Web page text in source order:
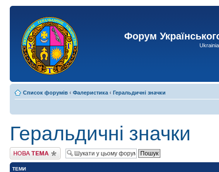
Форум
Список форумів ‹ Фалеристика ‹ Геральдичні значки
Геральдичні значки
Створити нову тему
ТЕМИ